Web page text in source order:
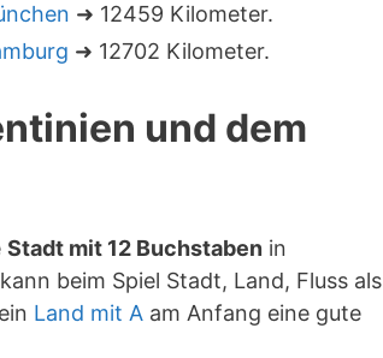
➜ 12459 Kilometer.
➜ 12702 Kilometer.
und dem
Stadt mit 12 Buchstaben in
beim Spiel Stadt, Land, Fluss als
Land mit A am Anfang eine gute